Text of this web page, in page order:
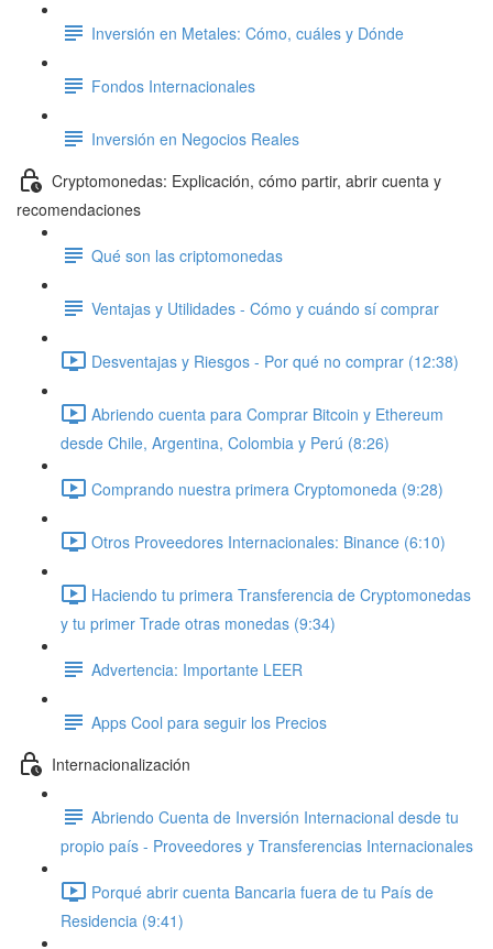
Inversión en Metales: Cómo, cuáles y Dónde
Fondos Internacionales
Inversión en Negocios Reales
Cryptomonedas: Explicación, cómo partir, abrir cuenta y
recomendaciones
Qué son las criptomonedas
Ventajas y Utilidades - Cómo y cuándo sí comprar
Desventajas y Riesgos - Por qué no comprar (12:38)
Abriendo cuenta para Comprar Bitcoin y Ethereum
desde Chile, Argentina, Colombia y Perú (8:26)
Comprando nuestra primera Cryptomoneda (9:28)
Otros Proveedores Internacionales: Binance (6:10)
Haciendo tu primera Transferencia de Cryptomonedas
y tu primer Trade otras monedas (9:34)
Advertencia: Importante LEER
Apps Cool para seguir los Precios
Internacionalización
Abriendo Cuenta de Inversión Internacional desde tu
propio país - Proveedores y Transferencias Internacionales
Porqué abrir cuenta Bancaria fuera de tu País de
Residencia (9:41)